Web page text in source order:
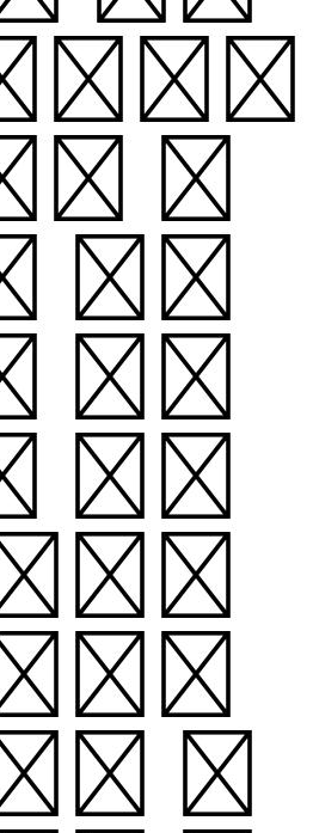
니다.
는 단
많아
복잡
커지
말풀
럼,
은 한